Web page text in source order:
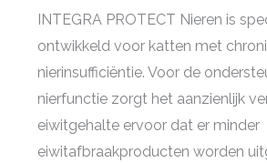
INTEGRA PROTECT Nieren is
ontwikkeld voor katten met
nierinsufficiëntie. Voor de
nierfunctie zorgt het aanzienlijk
eiwitgehalte ervoor dat er minder
eiwitafbraakproducten worden